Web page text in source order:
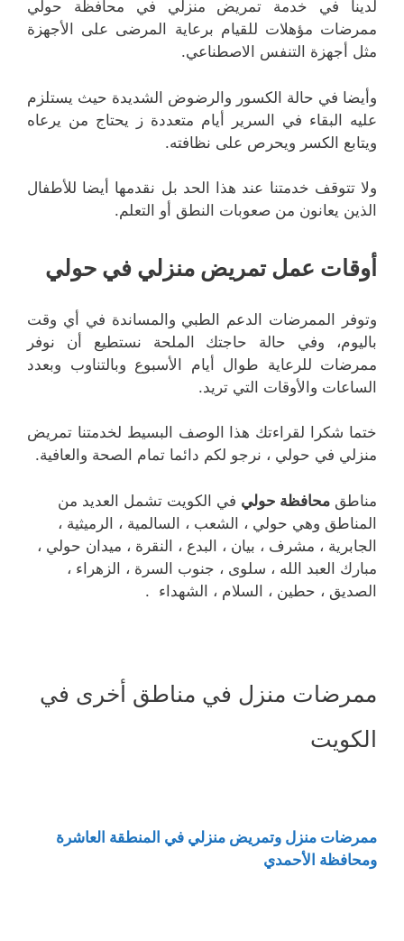
لدينا في خدمة تمريض منزلي في محافظة حولي
ممرضات مؤهلات للقيام برعاية المرضى على الأجهزة
مثل أجهزة التنفس الاصطناعي.
وأيضا في حالة الكسور والرضوض الشديدة حيث يستلزم
عليه البقاء في السرير أيام متعددة ز يحتاج من يرعاه
ويتابع الكسر ويحرص على نظافته.
ولا تتوقف خدمتنا عند هذا الحد بل نقدمها أيضا للأطفال
الذين يعانون من صعوبات النطق أو التعلم.
أوقات عمل تمريض منزلي في حولي
وتوفر الممرضات الدعم الطبي والمساندة في أي وقت
باليوم، وفي حالة حاجتك الملحة نستطيع أن نوفر
ممرضات للرعاية طوال أيام الأسبوع وبالتناوب وبعدد
الساعات والأوقات التي تريد.
ختما شكرا لقراءتك هذا الوصف البسيط لخدمتنا تمريض
منزلي في حولي ، نرجو لكم دائما تمام الصحة والعافية.
مناطق محافظة حولي في الكويت تشمل العديد من
المناطق وهي حولي ، الشعب ، السالمية ، الرميثية ،
الجابرية ، مشرف ، بيان ، البدع ، النقرة ، ميدان حولي ،
مبارك العبد الله ، سلوى ، جنوب السرة ، الزهراء ،
الصديق ، حطين ، السلام ، الشهداء .
ممرضات منزل في مناطق أخرى في
الكويت
ممرضات منزل وتمريض منزلي في المنطقة العاشرة
ومحافظة الأحمدي